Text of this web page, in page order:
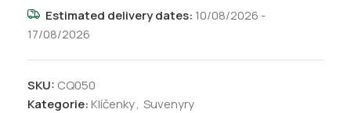
Estimated delivery dates: 10/08/2026 -
17/08/2026
SKU: CQ050
Kategorie:Klíčenky, Suvenyry